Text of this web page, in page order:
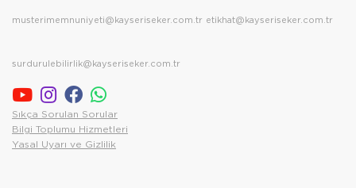
musterimemnuniyeti@kayseriseker.com.tr etikhat@kayseriseker.com.tr
surdurulebilirlik@kayseriseker.com.tr
Sıkça Sorulan Sorular
Bilgi Toplumu Hizmetleri
Yasal Uyarı ve Gizlilik